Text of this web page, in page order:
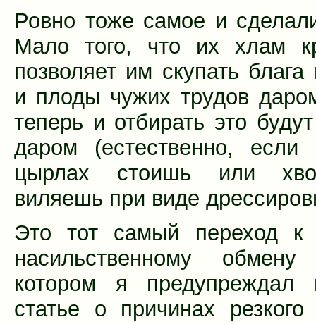
Ровно тоже самое и
Мало того, что их хлам
позволяет им скупать блага
и плоды чужих трудов
теперь и отбирать это
даром (естественно,
цырлах стоишь или
виляешь при виде
Это тот самый переход к
насильственному
котором я предупреждал
статье о причинах